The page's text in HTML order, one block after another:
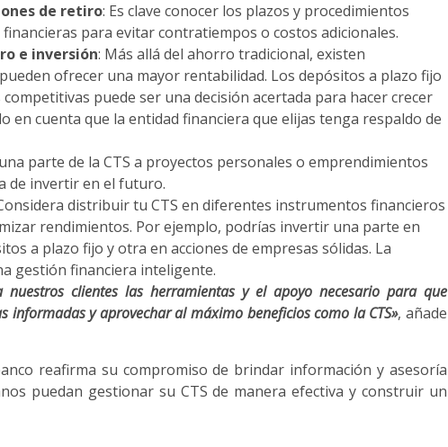
de retiro: Es clave conocer los plazos y procedimientos
para evitar contratiempos o costos adicionales.
e inversión: Más allá del ahorro tradicional, existen
ofrecer una mayor rentabilidad. Los depósitos a plazo fijo
competitivas puede ser una decisión acertada para hacer crecer
en cuenta que la entidad financiera que elijas tenga respaldo de
parte de la CTS a proyectos personales o emprendimientos
de invertir en el futuro.
distribuir tu CTS en diferentes instrumentos financieros
rendimientos. Por ejemplo, podrías invertir una parte en
a plazo fijo y otra en acciones de empresas sólidas. La
gestión financiera inteligente.
nuestros clientes las herramientas y el apoyo necesario para que
informadas y aprovechar al máximo beneficios como la CTS», añade
reafirma su compromiso de brindar información y asesoría
puedan gestionar su CTS de manera efectiva y construir un